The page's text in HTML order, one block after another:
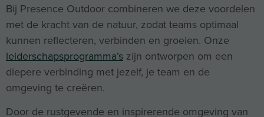
Bij Presence Outdoor combineren we deze voordelen
met de kracht van de natuur, zodat teams optimaal
kunnen reflecteren, verbinden en groeien. Onze
leiderschapsprogramma’s zijn ontworpen om een
diepere verbinding met jezelf, je team en de
omgeving te creëren.
Door de rustgevende en inspirerende omgeving van